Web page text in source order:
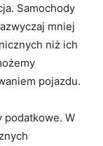
Samochody
mniej
niż ich
pojazdu.
podatkowe. W